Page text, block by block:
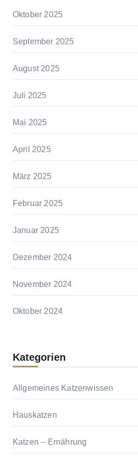
Oktober 2025
September 2025
August 2025
Juli 2025
Mai 2025
April 2025
März 2025
Februar 2025
Januar 2025
Dezember 2024
November 2024
Oktober 2024
Kategorien
Allgemeines Katzenwissen
Hauskatzen
Katzen – Ernährung